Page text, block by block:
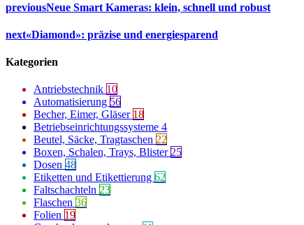
previousNeue Smart Kameras: klein, schnell und robust
next«Diamond»: präzise und energiesparend
Kategorien
Antriebstechnik 10
Automatisierung 56
Becher, Eimer, Gläser 18
Betriebseinrichtungssysteme 4
Beutel, Säcke, Tragtaschen 22
Boxen, Schalen, Trays, Blister 25
Dosen 48
Etiketten und Etikettierung 62
Faltschachteln 23
Flaschen 36
Folien 19